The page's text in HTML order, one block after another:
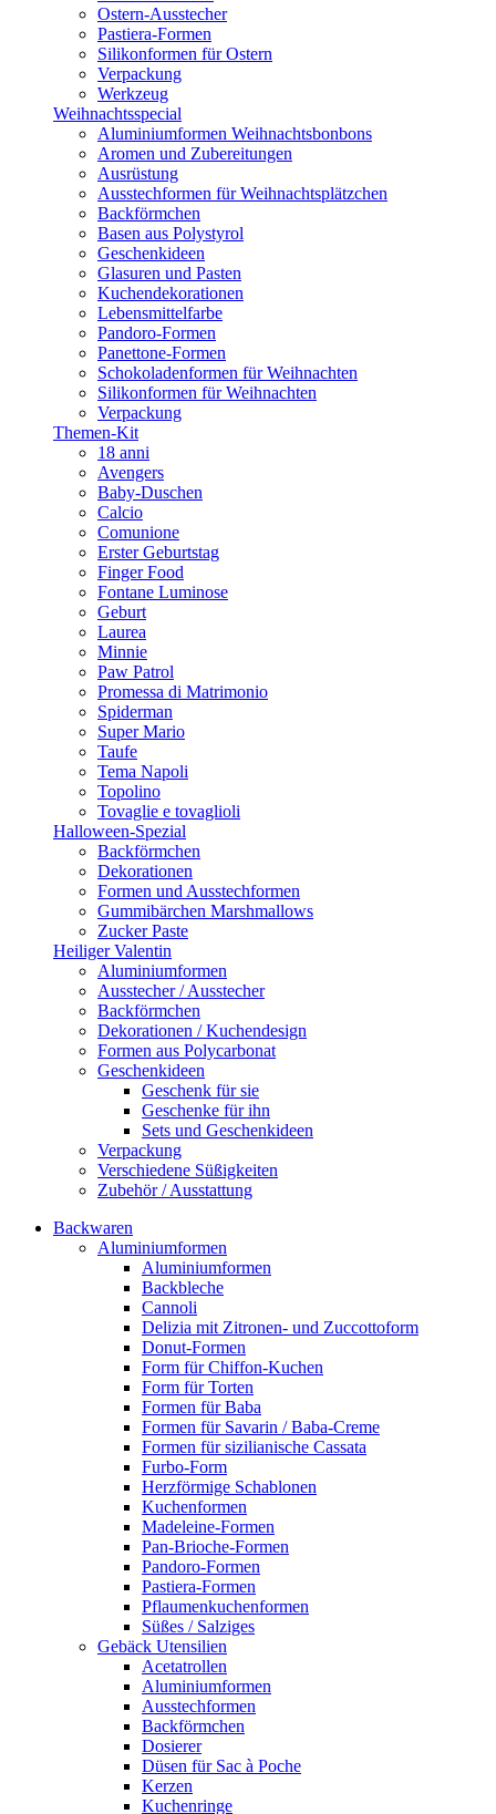
Ostern-Ausstecher
Pastiera-Formen
Silikonformen für Ostern
Verpackung
Werkzeug
Weihnachtsspecial
Aluminiumformen Weihnachtsbonbons
Aromen und Zubereitungen
Ausrüstung
Ausstechformen für Weihnachtsplätzchen
Backförmchen
Basen aus Polystyrol
Geschenkideen
Glasuren und Pasten
Kuchendekorationen
Lebensmittelfarbe
Pandoro-Formen
Panettone-Formen
Schokoladenformen für Weihnachten
Silikonformen für Weihnachten
Verpackung
Themen-Kit
18 anni
Avengers
Baby-Duschen
Calcio
Comunione
Erster Geburtstag
Finger Food
Fontane Luminose
Geburt
Laurea
Minnie
Paw Patrol
Promessa di Matrimonio
Spiderman
Super Mario
Taufe
Tema Napoli
Topolino
Tovaglie e tovaglioli
Halloween-Spezial
Backförmchen
Dekorationen
Formen und Ausstechformen
Gummibärchen Marshmallows
Zucker Paste
Heiliger Valentin
Aluminiumformen
Ausstecher / Ausstecher
Backförmchen
Dekorationen / Kuchendesign
Formen aus Polycarbonat
Geschenkideen
Geschenk für sie
Geschenke für ihn
Sets und Geschenkideen
Verpackung
Verschiedene Süßigkeiten
Zubehör / Ausstattung
Backwaren
Aluminiumformen
Aluminiumformen
Backbleche
Cannoli
Delizia mit Zitronen- und Zuccottoform
Donut-Formen
Form für Chiffon-Kuchen
Form für Torten
Formen für Baba
Formen für Savarin / Baba-Creme
Formen für sizilianische Cassata
Furbo-Form
Herzförmige Schablonen
Kuchenformen
Madeleine-Formen
Pan-Brioche-Formen
Pandoro-Formen
Pastiera-Formen
Pflaumenkuchenformen
Süßes / Salziges
Gebäck Utensilien
Acetatrollen
Aluminiumformen
Ausstechformen
Backförmchen
Dosierer
Düsen für Sac à Poche
Kerzen
Kuchenringe